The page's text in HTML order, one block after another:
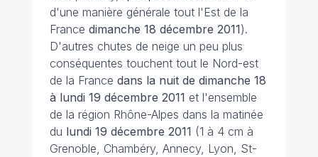
d'une manière générale tout l'Est de la
France dimanche 18 décembre 2011).
D'autres chutes de neige un peu plus
conséquentes touchent tout le Nord-est
de la France dans la nuit de dimanche 18
à lundi 19 décembre 2011 et l'ensemble
de la région Rhône-Alpes dans la matinée
du lundi 19 décembre 2011 (1 à 4 cm à
Grenoble, Chambéry, Annecy, Lyon, St-